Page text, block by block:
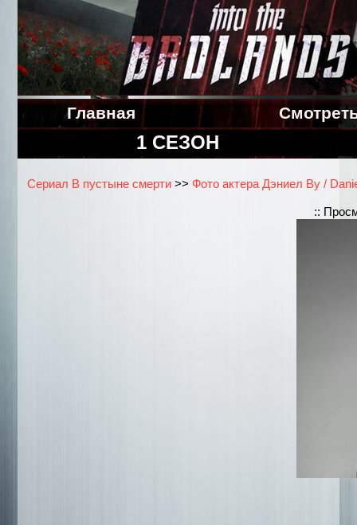
Главная
1 СЕЗОН
Сериал В пустыне смерти>> Фото актера Дэниел Ву /
::